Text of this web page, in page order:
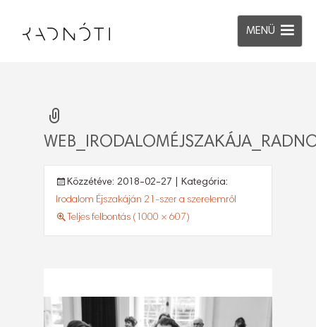
MENÜ
Közzétéve: 2018-02-27 | Kategória:
Irodalom Éjszakáján 21-szer a szerelemről
Teljes felbontás (1000 × 607)